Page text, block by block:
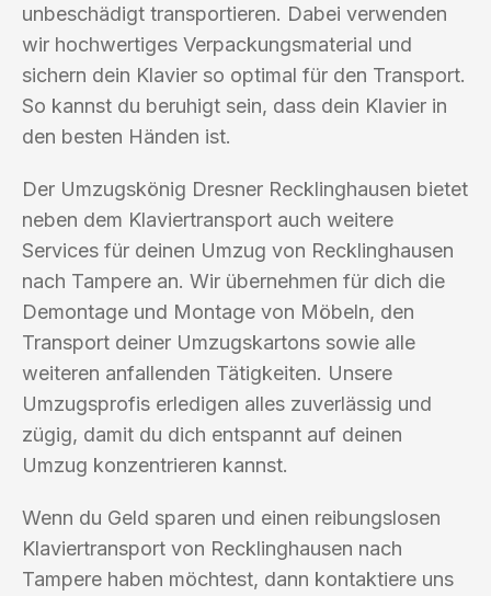
unbeschädigt transportieren. Dabei verwenden
wir hochwertiges Verpackungsmaterial und
sichern dein Klavier so optimal für den Transport.
So kannst du beruhigt sein, dass dein Klavier in
den besten Händen ist.
Der Umzugskönig Dresner Recklinghausen bietet
neben dem Klaviertransport auch weitere
Services für deinen Umzug von Recklinghausen
nach Tampere an. Wir übernehmen für dich die
Demontage und Montage von Möbeln, den
Transport deiner Umzugskartons sowie alle
weiteren anfallenden Tätigkeiten. Unsere
Umzugsprofis erledigen alles zuverlässig und
zügig, damit du dich entspannt auf deinen
Umzug konzentrieren kannst.
Wenn du Geld sparen und einen reibungslosen
Klaviertransport von Recklinghausen nach
Tampere haben möchtest, dann kontaktiere uns